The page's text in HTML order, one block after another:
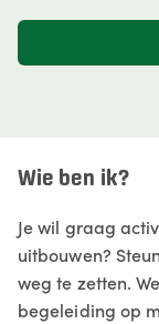
Wie ben ik?
Je wil graag
uitbouwen?
weg te zetten.
begeleiding op